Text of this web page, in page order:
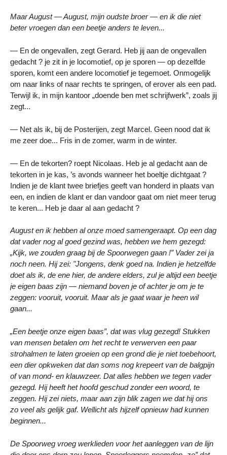
Maar August — August, mijn oudste broer — en ik die niet
beter vroegen dan een beetje anders te leven...
— En de ongevallen, zegt Gerard. Heb jij aan de ongevallen
gedacht ? je zit in je locomotief, op je sporen — op dezelfde
sporen, komt een andere locomotief je tegemoet. Onmogelijk
om naar links of naar rechts te springen, of erover als een pad.
Terwijl ik, in mijn kantoor „doende ben met schrijfwerk”, zoals jij
zegt...
— Net als ik, bij de Posterijen, zegt Marcel. Geen nood dat ik
me zeer doe... Fris in de zomer, warm in de winter.
— En de tekorten? roept Nicolaas. Heb je al gedacht aan de
tekorten in je kas, ’s avonds wanneer het boeltje dichtgaat ?
Indien je de klant twee briefjes geeft van honderd in plaats van
een, en indien de klant er dan vandoor gaat om niet meer terug
te keren... Heb je daar al aan gedacht ?
August en ik hebben al onze moed samengeraapt. Op een dag
dat vader nog al goed gezind was, hebben we hem gezegd:
„Kijk, we zouden graag bij de Spoorwegen gaan !” Vader zei ja
noch neen. Hij zei: "Jongens, denk goed na. Indien je hetzelfde
doet als ik, de ene hier, de andere elders, zul je altijd een beetje
je eigen baas zijn — niemand boven je of achter je om je te
zeggen: vooruit, vooruit. Maar als je gaat waar je heen wil
gaan...
„Een beetje onze eigen baas”, dat was vlug gezegd! Stukken
van mensen betalen om het recht te verwerven een paar
strohalmen te laten groeien op een grond die je niet toebehoort,
een dier opkweken dat dan soms nog krepeert van de balgpijn
of van mond- en klauwzeer. Dat alles hebben we tegen vader
gezegd. Hij heeft het hoofd geschud zonder een woord, te
zeggen. Hij zei niets, maar aan zijn blik zagen we dat hij ons
zo veel als gelijk gaf. Wellicht als hijzelf opnieuw had kunnen
beginnen...
De Spoorweg vroeg werklieden voor het aanleggen van de lijn